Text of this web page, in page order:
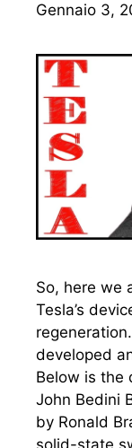
Gennaio 3,
So, here we
Tesla’s
developed
Below is the
John Bedini
by Ronald
solid-state